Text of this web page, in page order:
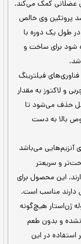
عضلانی مفید –
حاوی 24 گرم
روزانه
حجم،
کمک می‌کند.
پروتئین وی خالص
یک دوره با
ساخت و